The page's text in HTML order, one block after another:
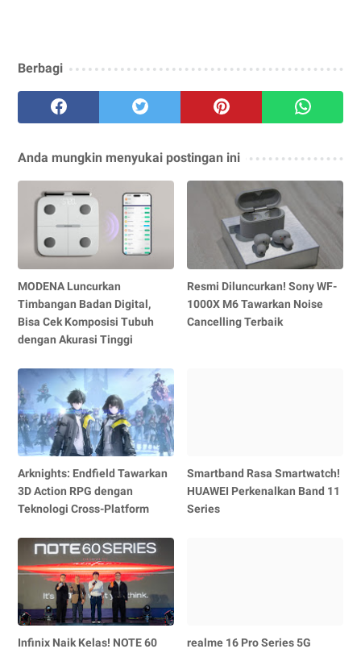
Berbagi
Anda mungkin menyukai postingan ini
MODENA Luncurkan
Timbangan Badan Digital,
Bisa Cek Komposisi Tubuh
dengan Akurasi Tinggi
Resmi Diluncurkan! Sony WF-
1000X M6 Tawarkan Noise
Cancelling Terbaik
Arknights: Endfield Tawarkan
3D Action RPG dengan
Teknologi Cross-Platform
Smartband Rasa Smartwatch!
HUAWEI Perkenalkan Band 11
Series
Infinix Naik Kelas! NOTE 60 realme 16 Pro Series 5G